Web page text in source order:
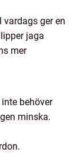
ger en
jaga
mer
behöver
minska.